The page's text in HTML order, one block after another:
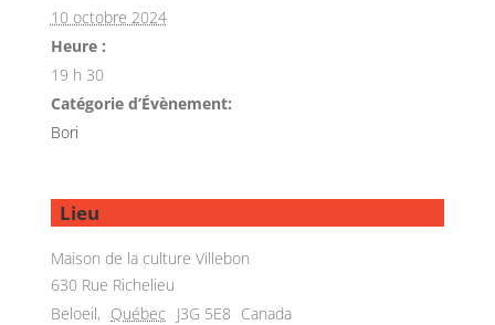
10 octobre 2024
Heure :
19 h 30
Catégorie d’Évènement:
Bori
Lieu
Maison de la culture Villebon
630 Rue Richelieu
Beloeil, Québec J3G 5E8 Canada